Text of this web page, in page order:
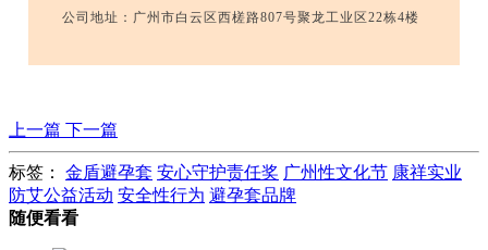
公司地址：广州市白云区西槎路807号聚龙工业区22栋4楼
上一篇 下一篇
标签： 金盾避孕套 安心守护责任奖 广州性文化节 康祥实业
防艾公益活动 安全性行为 避孕套品牌
随便看看